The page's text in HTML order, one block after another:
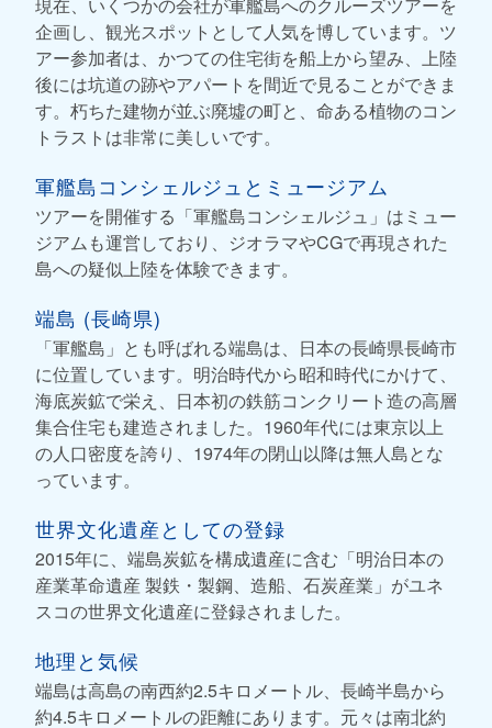
現在、いくつかの会社が軍艦島へのクルーズツアーを
企画し、観光スポットとして人気を博しています。ツ
アー参加者は、かつての住宅街を船上から望み、上陸
後には坑道の跡やアパートを間近で見ることができま
す。朽ちた建物が並ぶ廃墟の町と、命ある植物のコン
トラストは非常に美しいです。
軍艦島コンシェルジュとミュージアム
ツアーを開催する「軍艦島コンシェルジュ」はミュー
ジアムも運営しており、ジオラマやCGで再現された
島への疑似上陸を体験できます。
端島 (長崎県)
「軍艦島」とも呼ばれる端島は、日本の長崎県長崎市
に位置しています。明治時代から昭和時代にかけて、
海底炭鉱で栄え、日本初の鉄筋コンクリート造の高層
集合住宅も建造されました。1960年代には東京以上
の人口密度を誇り、1974年の閉山以降は無人島とな
っています。
世界文化遺産としての登録
2015年に、端島炭鉱を構成遺産に含む「明治日本の
産業革命遺産 製鉄・製鋼、造船、石炭産業」がユネ
スコの世界文化遺産に登録されました。
地理と気候
端島は高島の南西約2.5キロメートル、長崎半島から
約4.5キロメートルの距離にあります。元々は南北約